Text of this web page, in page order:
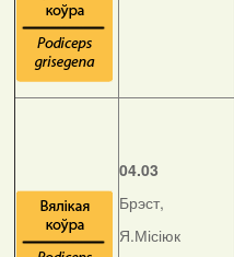
04.03
Брэст,
Я.Місіюк